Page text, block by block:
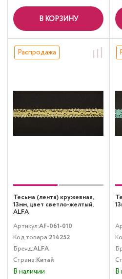
В КОРЗИНУ
Распродажа
Тесьма (лента) кружевная,
13мм, цвет светло-желтый,
ALFA
Артикул:AF-061-010
Код товара:214252
Бренд:ALFA
Страна:Китай
В наличии В